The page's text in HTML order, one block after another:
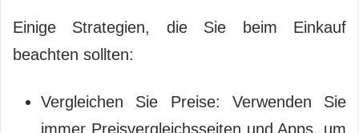
Einige Strategien, die Sie beim Einkauf
beachten sollten:
Vergleichen Sie Preise: Verwenden Sie
immer Preisvergleichsseiten und Apps, um